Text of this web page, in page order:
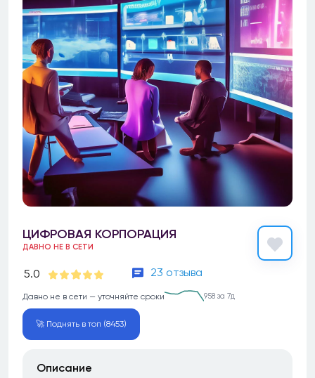
ЦИФРОВАЯ КОРПОРАЦИЯ
ДАВНО НЕ В СЕТИ
5.0 23 отзыва
Давно не в сети — уточняйте сроки 958 за 7д
🚀 Поднять в топ (8453)
Описание